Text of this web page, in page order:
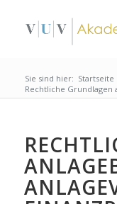
Sie sind hier: Startseite
Rechtliche Grundlagen